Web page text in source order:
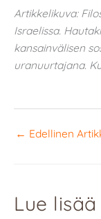
Artikkelikuva:
Israelissa.
kansainvälisen
uranuurtajana.
← Edellinen
Lue lisää